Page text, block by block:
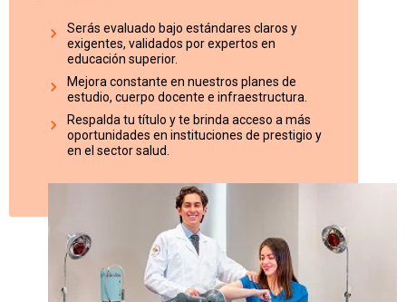
Serás evaluado bajo estándares claros y
exigentes, validados por expertos en
educación superior.
Mejora constante en nuestros planes de
estudio, cuerpo docente e infraestructura.
Respalda tu título y te brinda acceso a más
oportunidades en instituciones de prestigio y
en el sector salud.